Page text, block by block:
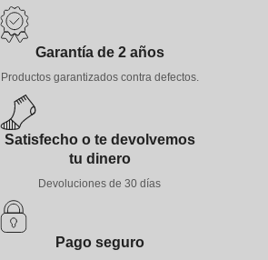
Garantía de 2 años
Productos garantizados contra defectos.
Satisfecho o te devolvemos
tu dinero
Devoluciones de 30 días
Pago seguro